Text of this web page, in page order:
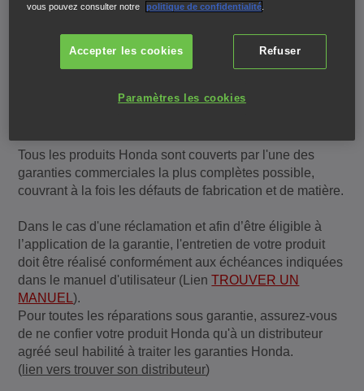
FAIRE LE CHOIX HONDA,
C'EST OPTER POUR LA
TRANQUILLITÉ
Tous les produits Honda sont couverts par l'une des
garanties commerciales la plus complètes possible,
couvrant à la fois les défauts de fabrication et de matière.
Dans le cas d'une réclamation et afin d’être éligible à
l’application de la garantie, l'entretien de votre produit
doit être réalisé conformément aux échéances indiquées
dans le manuel d'utilisateur (LienTROUVER UN
MANUEL).
Pour toutes les réparations sous garantie, assurez-vous
de ne confier votre produit Honda qu'à un distributeur
agréé seul habilité à traiter les garanties Honda.
( lien vers trouver son distributeur)
vous pouvez consulter notre
politique de confidentialité
Refuser
Accepter les cookies
Paramètres les cookies